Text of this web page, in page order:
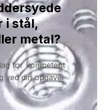
i stål,
metal?
for kompetent
ved din opgave.